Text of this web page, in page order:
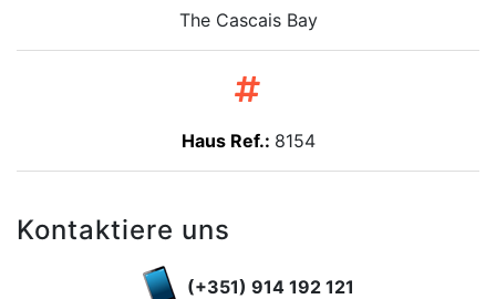
The Cascais Bay
Haus Ref.: 8154
Kontaktiere uns
(+351) 914 192 121